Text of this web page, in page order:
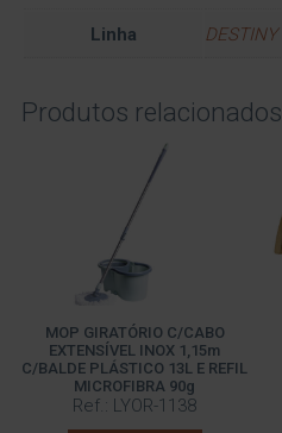
Linha DESTINY
Produtos relacionados
MOP GIRATÓRIO C/CABO
EXTENSÍVEL INOX 1,15m
C/BALDE PLÁSTICO 13L E REFIL
MICROFIBRA 90g
Ref.: LYOR-1138